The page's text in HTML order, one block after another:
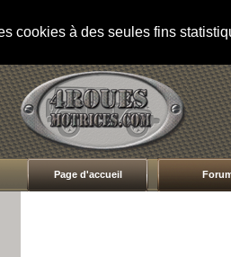
cookies à des seules fins
Page d'accueil